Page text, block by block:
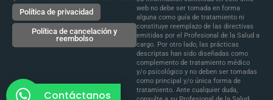
Política de privacidad
Política de cancelación y
reembolso
web no debe ser tomada en forma
alguna como guía de tratamiento ni
constituye reemplazo de las directivas
emitidas por el Profesional de la Salud a
cargo. Por otro lado, las prácticas
descriptas han sido diseñadas como
complemento de tratamiento médico
y/o psicológico y no deben ser tomadas
como principal y/o única forma de
tratamiento. Ante cualquier duda,
Contáctanos